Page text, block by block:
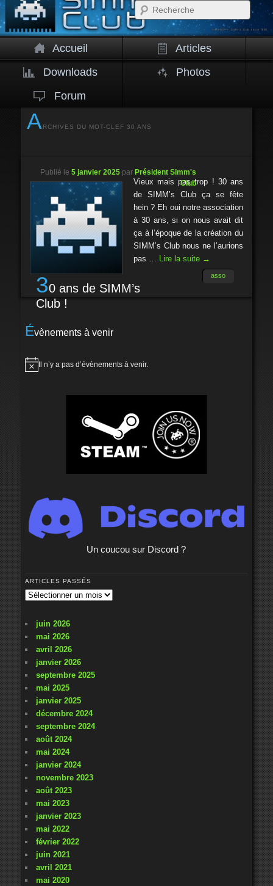
Accueil
Articles
Downloads
Photos
Forum
ARCHIVES DU MOT-CLEF30 ANS
Publié le 5 janvier 2025 par Président Simm's
Club
30 ans de SIMM’s
Club !
Vieux mais pas trop ! 30 ans
de SIMM’s Club ça se fête
hein ? Eh oui notre association
à 30 ans, si on nous avait dit
ça à l’époque de la création du
SIMM’s Club nous ne l’aurions
pas … Lire la suite →
asso
Évènements à venir
Notice
Il n’y a pas d’évènements à venir.
Un coucou sur Discord ?
ARTICLES PASSÉS
Articles
juin 2026
mai 2026
avril 2026
janvier 2026
septembre 2025
mai 2025
janvier 2025
décembre 2024
septembre 2024
août 2024
mai 2024
janvier 2024
novembre 2023
août 2023
mai 2023
janvier 2023
mai 2022
février 2022
juin 2021
avril 2021
mai 2020